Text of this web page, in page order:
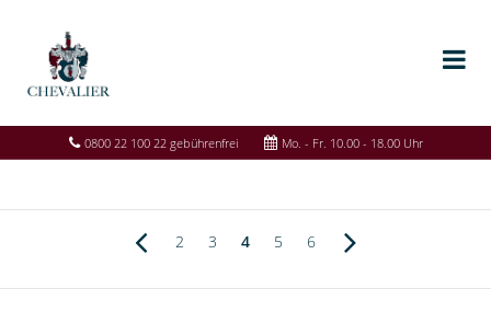
0800 22 100 22 gebührenfrei Mo. - Fr. 10.00 - 18.00 Uhr
2 3 4 5 6